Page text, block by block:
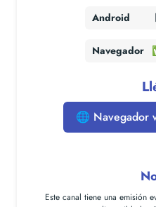
Android
Navegador
🌐 Navegador
Este canal tiene una emisión